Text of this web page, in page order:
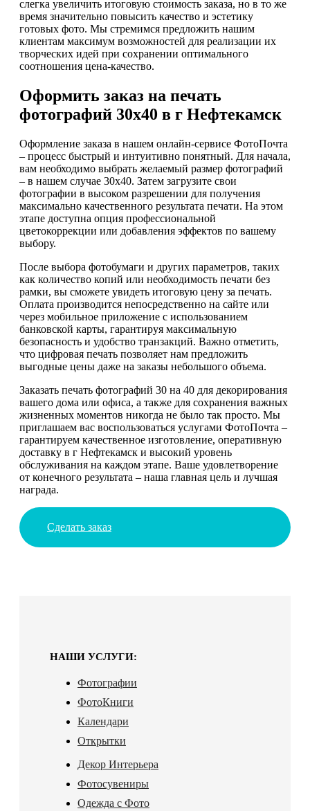
слегка увеличить итоговую стоимость заказа, но в то же
время значительно повысить качество и эстетику
готовых фото. Мы стремимся предложить нашим
клиентам максимум возможностей для реализации их
творческих идей при сохранении оптимального
соотношения цена-качество.
Оформить заказ на печать
фотографий 30х40 в г Нефтекамск
Оформление заказа в нашем онлайн-сервисе ФотоПочта
– процесс быстрый и интуитивно понятный. Для начала,
вам необходимо выбрать желаемый размер фотографий
– в нашем случае 30х40. Затем загрузите свои
фотографии в высоком разрешении для получения
максимально качественного результата печати. На этом
этапе доступна опция профессиональной
цветокоррекции или добавления эффектов по вашему
выбору.
После выбора фотобумаги и других параметров, таких
как количество копий или необходимость печати без
рамки, вы сможете увидеть итоговую цену за печать.
Оплата производится непосредственно на сайте или
через мобильное приложение с использованием
банковской карты, гарантируя максимальную
безопасность и удобство транзакций. Важно отметить,
что цифровая печать позволяет нам предложить
выгодные цены даже на заказы небольшого объема.
Заказать печать фотографий 30 на 40 для декорирования
вашего дома или офиса, а также для сохранения важных
жизненных моментов никогда не было так просто. Мы
приглашаем вас воспользоваться услугами ФотоПочта –
гарантируем качественное изготовление, оперативную
доставку в г Нефтекамск и высокий уровень
обслуживания на каждом этапе. Ваше удовлетворение
от конечного результата – наша главная цель и лучшая
награда.
Сделать заказ
НАШИ УСЛУГИ:
Фотографии
ФотоКниги
Календари
Открытки
Декор Интерьера
Фотосувениры
Одежда с Фото